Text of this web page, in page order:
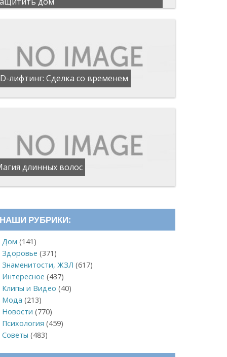
лифтинг: Сделка со временем
длинных волос
НАШИ РУБРИКИ:
Дом (141)
Здоровье (371)
Знаменитости, ЖЗЛ (617)
Интересное (437)
Клипы и Видео (40)
Мода (213)
Новости (770)
Психология (459)
Советы (483)